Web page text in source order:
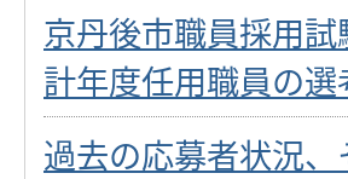
京丹後市職員採用
計年度任用職員の
過去の応募者状況